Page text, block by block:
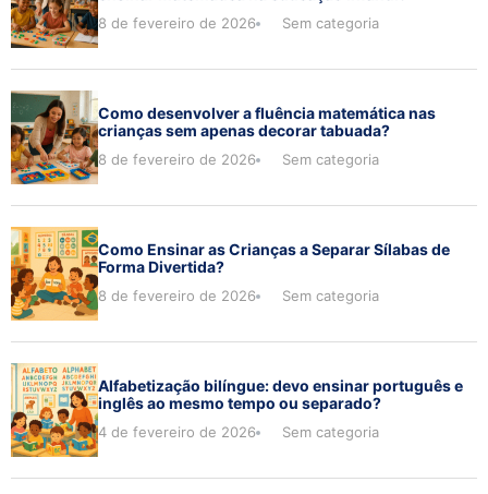
8 de fevereiro de 2026 Sem categoria
Como desenvolver a fluência matemática nas
crianças sem apenas decorar tabuada?
8 de fevereiro de 2026 Sem categoria
Como Ensinar as Crianças a Separar Sílabas de
Forma Divertida?
8 de fevereiro de 2026 Sem categoria
Alfabetização bilíngue: devo ensinar português e
inglês ao mesmo tempo ou separado?
4 de fevereiro de 2026 Sem categoria